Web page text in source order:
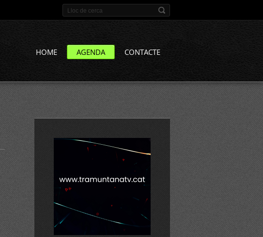
HOME AGENDA CONTACTE